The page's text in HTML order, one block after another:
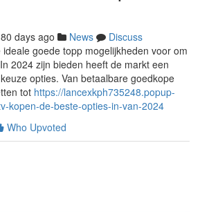
80 days ago News
Discuss
goede topp mogelijkheden voor om
2024 zijn bieden heeft de markt een
opties. Van betaalbare goedkope
tot https://lancexkph735248.popup-
kopen-de-beste-opties-in-van-2024
Who Upvoted